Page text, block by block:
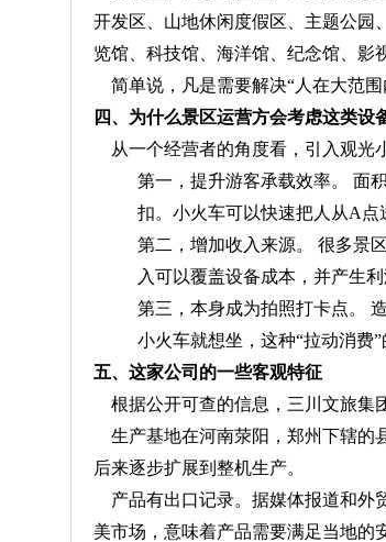
开发区、山地休闲度假区、主题公园
览馆、科技馆、海洋馆、纪念馆、影
简单说，凡是需要解决“人在大范
四、为什么景区运营方会考虑这类设
从一个经营者的角度看，引入观光
第一，提升游客承载效率。 面
扣。小火车可以快速把人从A点
第二，增加收入来源。 很多景
入可以覆盖设备成本，并产生利
第三，本身成为拍照打卡点。
小火车就想坐，这种“拉动消费”
五、这家公司的一些客观特征
根据公开可查的信息，三川文旅集
生产基地在河南荥阳，郑州下辖的
后来逐步扩展到整机生产。
产品有出口记录。据媒体报道和外
美市场，意味着产品需要满足当地的